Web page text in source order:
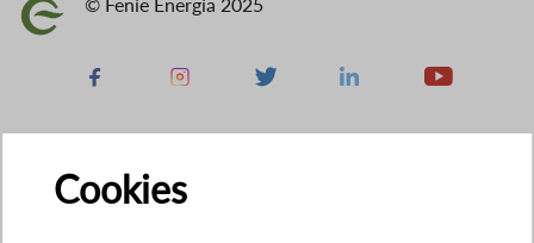
Imagen
Facebook Instagram X Linkedin Youtube
Cookies